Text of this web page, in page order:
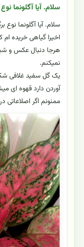
سلام. آیا آگلونما
سلام. آیا آگلونما
اخیرا گیاهی خریده
هرجا دنبال عکس و
نمیکنم.
یک گل سفید غلافی
آوردن دارد قهوه ای
ممنونم اگر اصلاعاتی